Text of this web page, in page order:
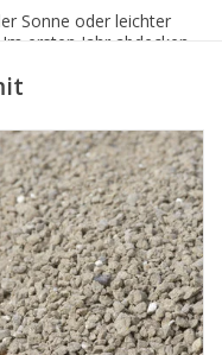
Sonne oder leichter
ersten Jahr abdecken